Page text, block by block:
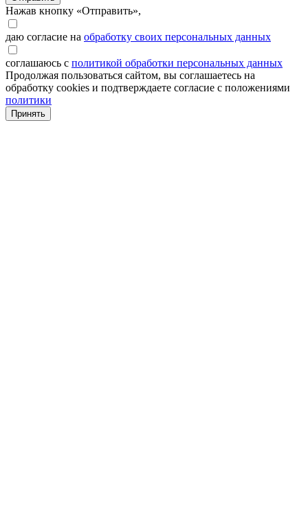
Нажав кнопку «Отправить»,
даю согласие на обработку своих персональных данных
соглашаюсь с политикой обработки персональных данных
Продолжая пользоваться сайтом, вы соглашаетесь на
обработку cookies и подтверждаете согласие с положениями
политики
Принять